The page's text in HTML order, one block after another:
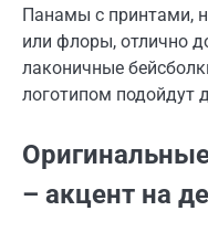
Панамы с принтами,
или флоры, отлично
лаконичные
логотипом подойдут
– акцент на